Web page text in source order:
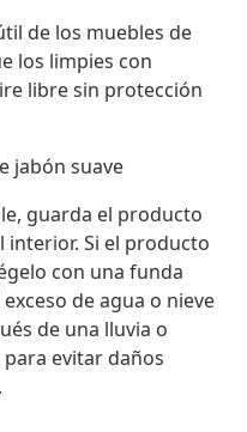
de los muebles de
los limpies con
libre sin protección
jabón suave
guarda el producto
interior. Si el producto
con una funda
de agua o nieve
de una lluvia o
evitar daños